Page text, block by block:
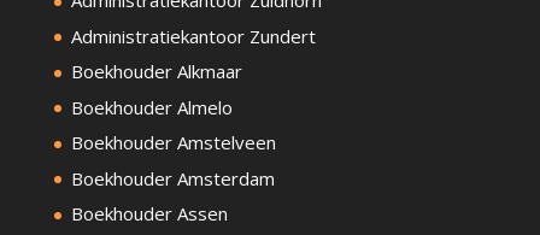
Administratiekantoor Zundert
Boekhouder Alkmaar
Boekhouder Almelo
Boekhouder Amstelveen
Boekhouder Amsterdam
Boekhouder Assen